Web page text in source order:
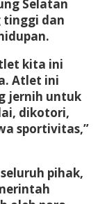
Selatan
tinggi dan
kita ini
Atlet ini
jernih untuk
dikotori,
sportivitas,”
pihak,